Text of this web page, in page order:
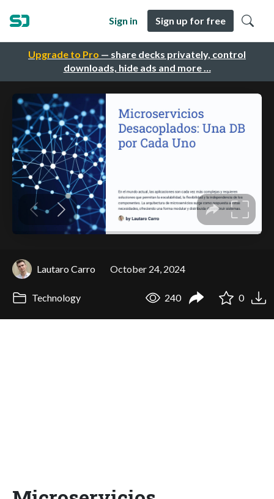
Upgrade to Pro — share decks privately, control
downloads, hide ads and more …
Sign in Sign up for free
Lautaro Carro October 24, 2024
Technology 240 0